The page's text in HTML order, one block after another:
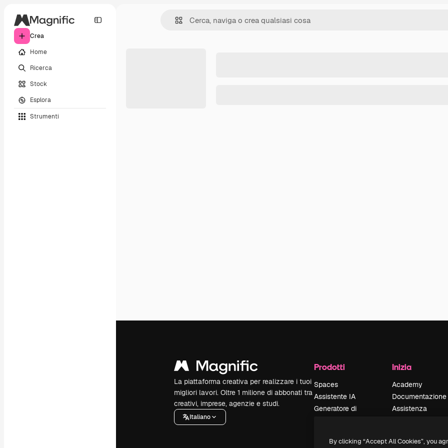
Crea
Home
Ricerca
Stock
Esplora
Strumenti
La piattaforma creativa per realizzare i tuoi
migliori lavori. Oltre 1 milione di abbonati tra
creativi, imprese, agenzie e studi.
Italiano
Prodotti
Spaces
Assistente IA
Generatore di
Inizia
Academy
Documentazione
Assistenza
Politica sulla
By clicking “Accept All Cookies”, you